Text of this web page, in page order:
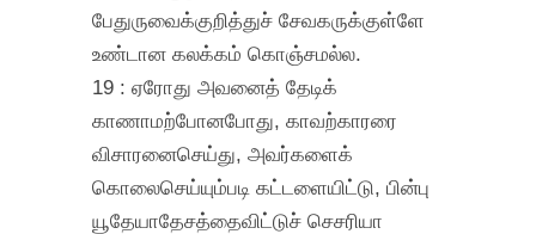
பேதுருவைக்குறித்துச் சேவகருக்குள்ளே
உண்டான கலக்கம் கொஞ்சமல்ல.
19 : ஏரோது அவனைத் தேடிக்
காணாமற்போனபோது, காவற்காரரை
விசாரனைசெய்து, அவர்களைக்
கொலைசெய்யும்படி கட்டளையிட்டு, பின்பு
யூதேயாதேசத்தைவிட்டுச் செசரியா